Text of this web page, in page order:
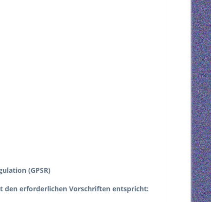
(GPSR)
den erforderlichen Vorschriften entspricht: